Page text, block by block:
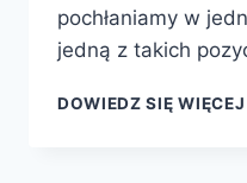
pochłaniamy w
jedną z takich
DOWIEDZ SIĘ WIĘCEJ